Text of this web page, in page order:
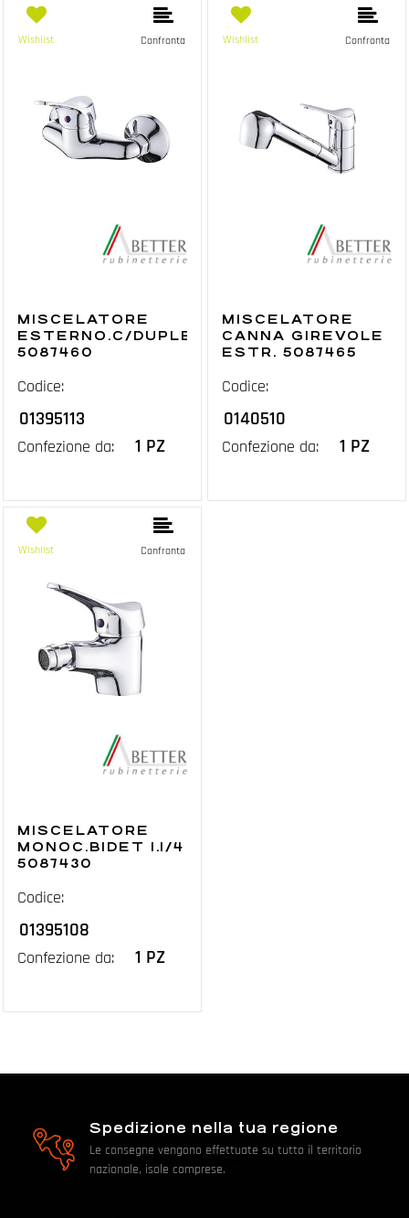
Wishlist Confronta
MISCELATORE
ESTERNO.C/DUPLEX
5087460
Codice:
01395113
Confezione da: 1 PZ
Wishlist Confronta
MISCELATORE
CANNA GIREVOLE
ESTR. 5087465
Codice:
0140510
Confezione da: 1 PZ
Wishlist Confronta
MISCELATORE
MONOC.BIDET 1.1/4
5087430
Codice:
01395108
Confezione da: 1 PZ
Spedizione nella tua regione
Le consegne vengono effettuate su tutto il territorio
nazionale, isole comprese.